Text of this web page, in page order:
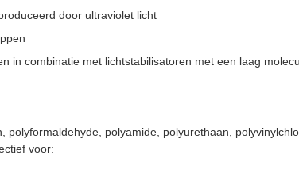
door ultraviolet licht
in combinatie met lichtstabilisatoren met een laag
polyformaldehyde, polyamide, polyurethaan,
voor: